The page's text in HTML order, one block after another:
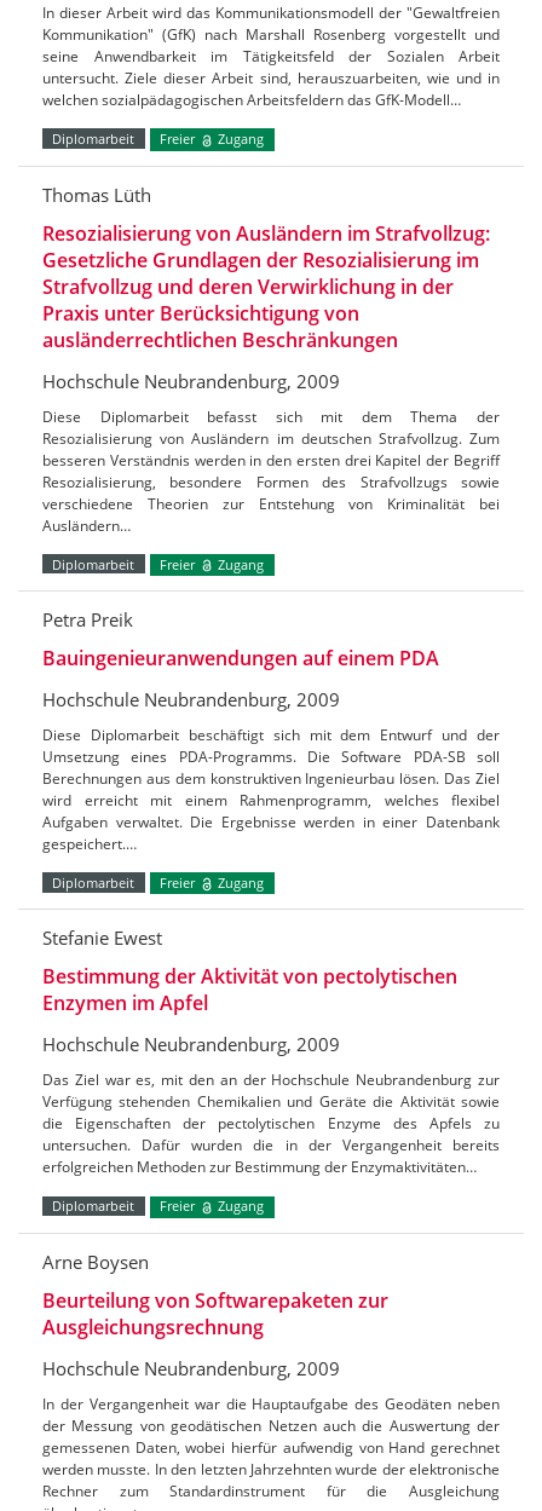
In dieser Arbeit wird das Kommunikationsmodell der "Gewaltfreien
Kommunikation" (GfK) nach Marshall Rosenberg vorgestellt und
seine Anwendbarkeit im Tätigkeitsfeld der Sozialen Arbeit
untersucht. Ziele dieser Arbeit sind, herauszuarbeiten, wie und in
welchen sozialpädagogischen Arbeitsfeldern das GfK-Modell…
Diplomarbeit Freier Zugang
Thomas Lüth
Resozialisierung von Ausländern im Strafvollzug:
Gesetzliche Grundlagen der Resozialisierung im
Strafvollzug und deren Verwirklichung in der
Praxis unter Berücksichtigung von
ausländerrechtlichen Beschränkungen
Hochschule Neubrandenburg, 2009
Diese Diplomarbeit befasst sich mit dem Thema der
Resozialisierung von Ausländern im deutschen Strafvollzug. Zum
besseren Verständnis werden in den ersten drei Kapitel der Begriff
Resozialisierung, besondere Formen des Strafvollzugs sowie
verschiedene Theorien zur Entstehung von Kriminalität bei
Ausländern…
Diplomarbeit Freier Zugang
Petra Preik
Bauingenieuranwendungen auf einem PDA
Hochschule Neubrandenburg, 2009
Diese Diplomarbeit beschäftigt sich mit dem Entwurf und der
Umsetzung eines PDA-Programms. Die Software PDA-SB soll
Berechnungen aus dem konstruktiven Ingenieurbau lösen. Das Ziel
wird erreicht mit einem Rahmenprogramm, welches flexibel
Aufgaben verwaltet. Die Ergebnisse werden in einer Datenbank
gespeichert.…
Diplomarbeit Freier Zugang
Stefanie Ewest
Bestimmung der Aktivität von pectolytischen
Enzymen im Apfel
Hochschule Neubrandenburg, 2009
Das Ziel war es, mit den an der Hochschule Neubrandenburg zur
Verfügung stehenden Chemikalien und Geräte die Aktivität sowie
die Eigenschaften der pectolytischen Enzyme des Apfels zu
untersuchen. Dafür wurden die in der Vergangenheit bereits
erfolgreichen Methoden zur Bestimmung der Enzymaktivitäten…
Diplomarbeit Freier Zugang
Arne Boysen
Beurteilung von Softwarepaketen zur
Ausgleichungsrechnung
Hochschule Neubrandenburg, 2009
In der Vergangenheit war die Hauptaufgabe des Geodäten neben
der Messung von geodätischen Netzen auch die Auswertung der
gemessenen Daten, wobei hierfür aufwendig von Hand gerechnet
werden musste. In den letzten Jahrzehnten wurde der elektronische
Rechner zum Standardinstrument für die Ausgleichung